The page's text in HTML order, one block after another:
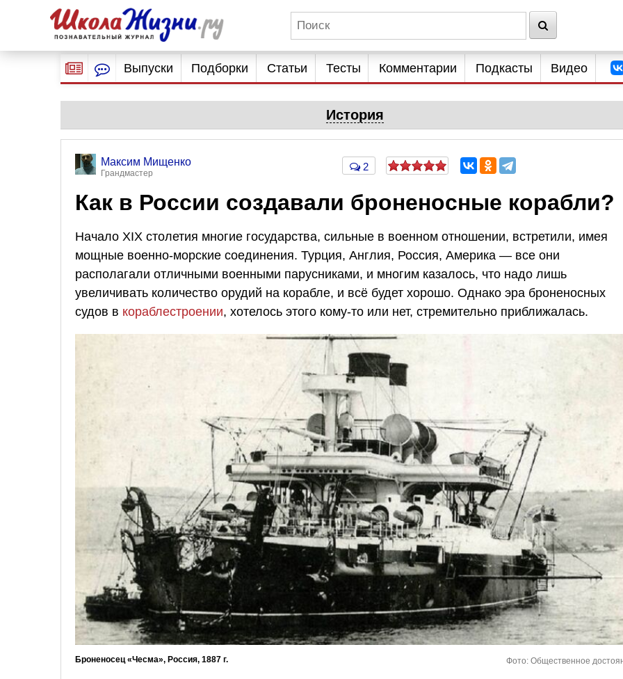
Выпуски Подборки Статьи Тесты Комментарии Подкасты Видео
История
Максим Мищенко
Грандмастер
2
Как в России создавали броненосные корабли?
Начало ХIХ столетия многие государства, сильные в военном отношении, встретили, имея
мощные военно-морские соединения. Турция, Англия, Россия, Америка — все они
располагали отличными военными парусниками, и многим казалось, что надо лишь
увеличивать количество орудий на корабле, и всё будет хорошо. Однако эра броненосных
судов в кораблестроении, хотелось этого кому-то или нет, стремительно приближалась.
Броненосец «Чесма», Россия, 1887 г. Фото: Общественное